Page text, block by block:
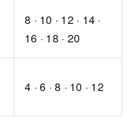
8 · 10 · 12 · 14 ·
16 · 18 · 20
4 · 6 · 8 · 10 · 12